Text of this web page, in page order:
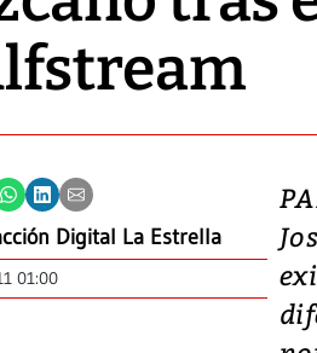
Digital La Estrella
01:00